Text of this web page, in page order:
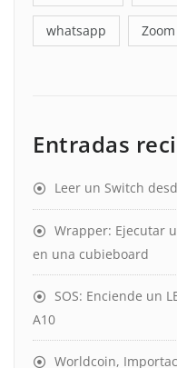
whatsapp Zoom
Entradas
Leer un Switch
Wrapper: Ejecutar
en una cubieboard
SOS: Enciende un
A10
Worldcoin,